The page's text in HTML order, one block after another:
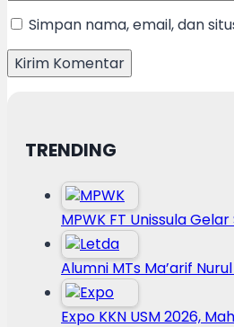
Simpan nama, email, dan
TRENDING
MPWK FT Unissula
Alumni MTs Ma’arif
Expo KKN USM 2026,